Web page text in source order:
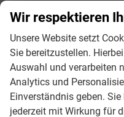
Fahrassistenz-System:
Notrufsystem,
Fahrlichtschaltung mit
Lichtfunktion,
Fernlichtregulierung
Regensensor,
Wir respektieren
Unsere Website setzt
Sie bereitzustellen.
Auswahl und verarbeiten
Analytics und
Einverständnis geben.
jederzeit mit Wirkung für